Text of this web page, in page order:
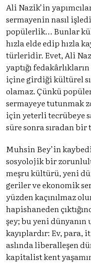
Ali Nazik’in
sermayenin nasıl
popülerlik… Bunlar
hızla elde edip hızla
türleridir. Evet, Ali
yaptığı
içine girdiği kültürel
olamaz. Çünkü
sermayeye tutunmak
için yeterli tecrübeye
süre sonra sıradan
Muhsin Bey’in
sosyolojik bir
meşru kültürü, yeni
geriler ve ekonomik
yüzden kaçınılmaz
hapishaneden
şey; bu yeni
kayıplardır: Ev, para,
aslında liberalleşen
kapitalist kent